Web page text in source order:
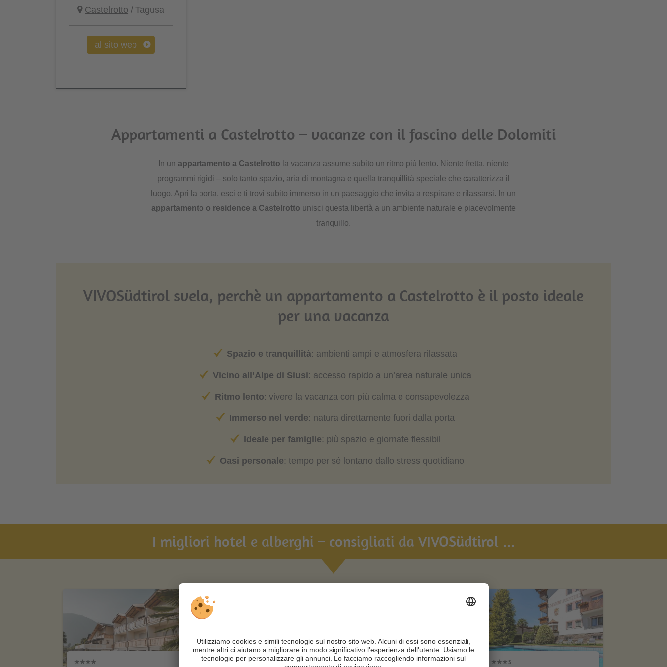
Castelrotto / Tagusa
al sito web
Appartamenti a Castelrotto – vacanze con il fascino delle Dolomiti
In un appartamento a Castelrotto la vacanza assume subito un ritmo più lento. Niente fretta, niente
programmi rigidi – solo tanto spazio, aria di montagna e quella tranquillità speciale che caratterizza il
luogo. Apri la porta, esci e ti trovi subito immerso in un paesaggio che invita a respirare e rilassarsi. In un
appartamento o residence a Castelrotto unisci questa libertà a un ambiente naturale e piacevolmente
tranquillo.
VIVOSüdtirol svela, perchè un appartamento a Castelrotto è il posto ideale
per una vacanza
Spazio e tranquillità: ambienti ampi e atmosfera rilassata
Vicino all’Alpe di Siusi: accesso rapido a un’area naturale unica
Ritmo lento: vivere la vacanza con più calma e consapevolezza
Immerso nel verde: natura direttamente fuori dalla porta
Ideale per famiglie: più spazio e giornate flessibil
Oasi personale: tempo per sé lontano dallo stress quotidiano
I migliori hotel e alberghi – consigliati da VIVOSüdtirol ...